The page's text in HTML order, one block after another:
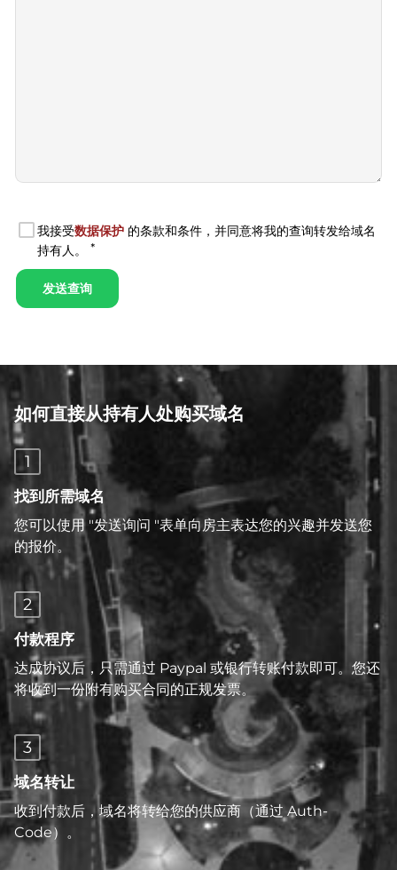
如何直接从持有人处购买域名
1
找到所需域名
您可以使用 "发送询问 "表单向房主表达您的兴趣并发送您
的报价。
2
付款程序
达成协议后，只需通过 Paypal 或银行转账付款即可。您还
将收到一份附有购买合同的正规发票。
3
域名转让
收到付款后，域名将转给您的供应商（通过 Auth-
Code）。